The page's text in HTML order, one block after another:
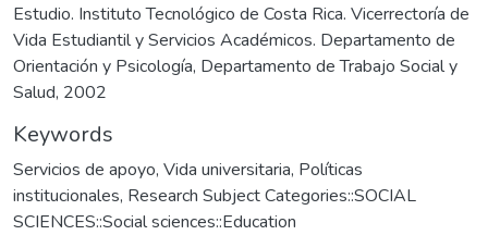
Estudio. Instituto Tecnológico de Costa Rica. Vicerrectoría de
Vida Estudiantil y Servicios Académicos. Departamento de
Orientación y Psicología, Departamento de Trabajo Social y
Salud, 2002
Keywords
Servicios de apoyo, Vida universitaria, Políticas
institucionales, Research Subject Categories::SOCIAL
SCIENCES::Social sciences::Education